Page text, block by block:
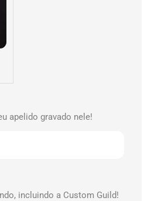
apelido gravado nele!
incluindo a Custom Guild!